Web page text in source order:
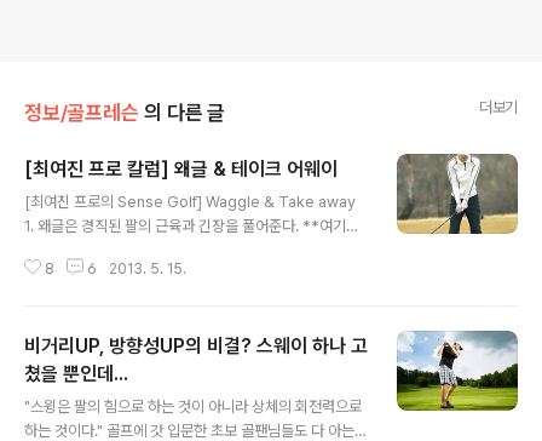
정보/골프레슨 의 다른 글 더보기
[최여진 프로 칼럼] 왜글 & 테이크 어웨이
[최여진 프로의 Sense Golf] Waggle & Take away
1. 왜글은 경직된 팔의 근육과 긴장을 풀어준다. **여기서
의미하는데요, 골프용어에서는 클럽을 좌우로 흔들어 감각
볼을 마주했을 때 왜글 동작을 취한다. 그렇다면 왜글을 하
는 이유는 무엇일까? 그것은 경직된 팔의 근육을 풀어줌과
동시에 긴장을 최소화시키기 위해서다. 많은 프로들은 긴
장된 플레이에서는 어드레스를 취한 뒤 몇 초 사이에 경직
8 6 2013. 5. 15.
비거리UP, 방향성UP의 비결? 스웨이 하나 고
쳤을 뿐인데...
"스윙은 팔의 힘으로 하는 것이 아니라 상체의 회전력으로
하는 것이다." 골프에 갓 입문한 초보 골팬님들도 다 아는